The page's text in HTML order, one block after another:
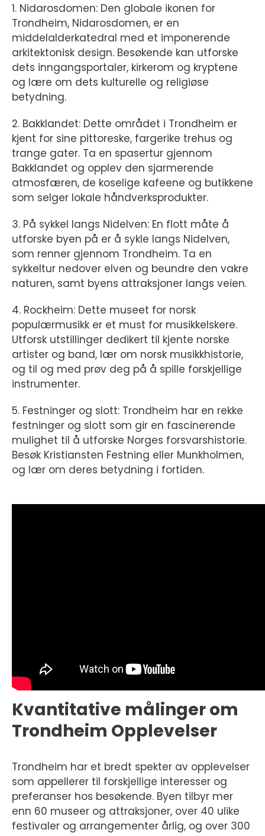
1. Nidarosdomen: Den globale ikonen for
Trondheim, Nidarosdomen, er en
middelalderkatedral med et imponerende
arkitektonisk design. Besøkende kan utforske
dets inngangsportaler, kirkerom og kryptene
og lære om dets kulturelle og religiøse
betydning.
2. Bakklandet: Dette området i Trondheim er
kjent for sine pittoreske, fargerike trehus og
trange gater. Ta en spasertur gjennom
Bakklandet og opplev den sjarmerende
atmosfæren, de koselige kafeene og butikkene
som selger lokale håndverksprodukter.
3. På sykkel langs Nidelven: En flott måte å
utforske byen på er å sykle langs Nidelven,
som renner gjennom Trondheim. Ta en
sykkeltur nedover elven og beundre den vakre
naturen, samt byens attraksjoner langs veien.
4. Rockheim: Dette museet for norsk
populærmusikk er et must for musikkelskere.
Utforsk utstillinger dedikert til kjente norske
artister og band, lær om norsk musikkhistorie,
og til og med prøv deg på å spille forskjellige
instrumenter.
5. Festninger og slott: Trondheim har en rekke
festninger og slott som gir en fascinerende
mulighet til å utforske Norges forsvarshistorie.
Besøk Kristiansten Festning eller Munkholmen,
og lær om deres betydning i fortiden.
Kvantitative målinger om
Trondheim Opplevelser
Trondheim har et bredt spekter av opplevelser
som appellerer til forskjellige interesser og
preferanser hos besøkende. Byen tilbyr mer
enn 60 museer og attraksjoner, over 40 ulike
festivaler og arrangementer årlig, og over 300